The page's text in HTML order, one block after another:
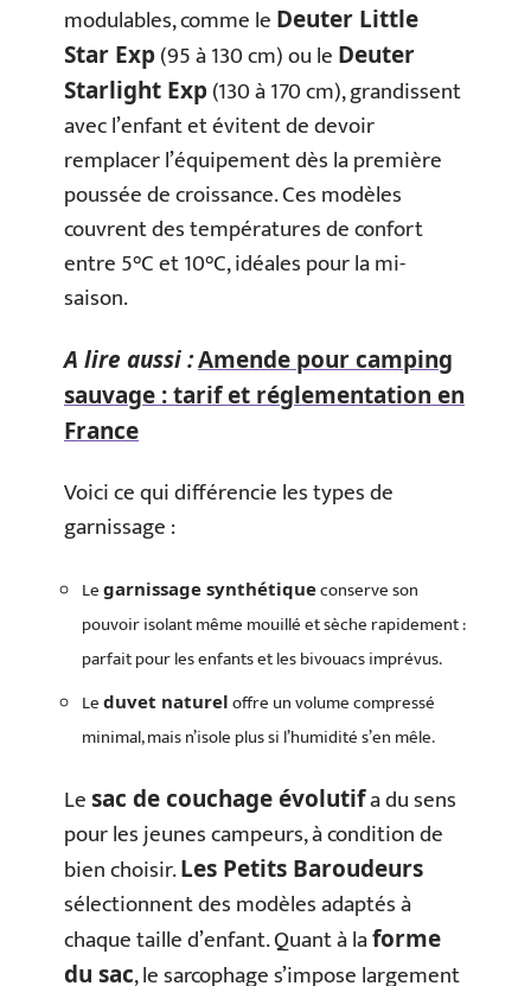
modulables, comme le Deuter Little
Star Exp(95 à 130 cm) ou le Deuter
Starlight Exp(130 à 170 cm), grandissent
avec l’enfant et évitent de devoir
remplacer l’équipement dès la première
poussée de croissance. Ces modèles
couvrent des températures de confort
entre 5°C et 10°C, idéales pour la mi-
saison.
A lire aussi :Amende pour camping
sauvage : tarif et réglementation en
France
Voici ce qui différencie les types de
garnissage :
Le garnissage synthétiqueconserve son
pouvoir isolant même mouillé et sèche rapidement :
parfait pour les enfants et les bivouacs imprévus.
Le duvet naturel offre un volume compressé
minimal, mais n’isole plus si l’humidité s’en mêle.
Lesac de couchage évolutifa du sens
pour les jeunes campeurs, à condition de
bien choisir.Les Petits Baroudeurs
sélectionnent des modèles adaptés à
chaque taille d’enfant. Quant à laforme
du sac, le sarcophage s’impose largement